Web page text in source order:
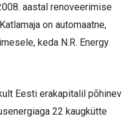
aastal renoveerimise
on automaatne,
keda N.R. Energy
Eesti erakapitalil põhinev
22 kaugkütte